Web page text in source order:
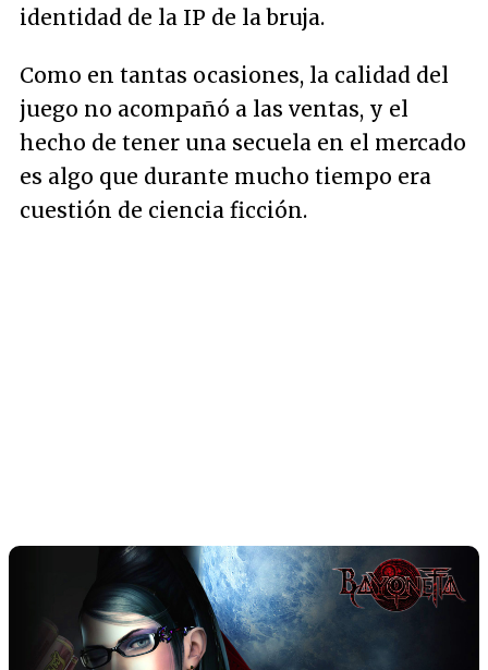
identidad de la IP de la bruja.
Como en tantas ocasiones, la calidad del
juego no acompañó a las ventas, y el
hecho de tener una secuela en el mercado
es algo que durante mucho tiempo era
cuestión de ciencia ficción.